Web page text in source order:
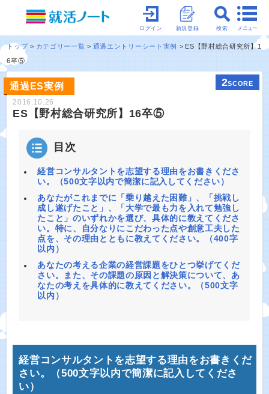
メニュー
検索
新規登録
ログイン
トップ カテゴリー一覧 通過エントリーシート実例
ES【野村総合研究所】1
6卒⑤
通過ES実例 2SCORE
2016.10.26
ES【野村総合研究所】16卒⑤
目次
経営コンサルタントを志望する理由をお書きくださ
い。（500文字以内で簡潔に記入してください）
あなたがこれまでに「乗り越えた困難」、「挑戦し
成し遂げたこと」、「大学で最も力を入れて勉強し
たこと」のいずれかを選び、具体的に教えてくださ
い。特に、自分なりにこだわった点や創意工夫した
点を、その理由とともに教えてください。（400字
以内）
あなたの考える企業の経営課題をひとつ挙げてくだ
さい。また、その課題の原因と解決策について、あ
なたの考えを具体的に教えてください。（500文字
以内）
経営コンサルタントを志望する理由をお書きくだ
さい。（500文字以内で簡潔に記入してくださ
い）